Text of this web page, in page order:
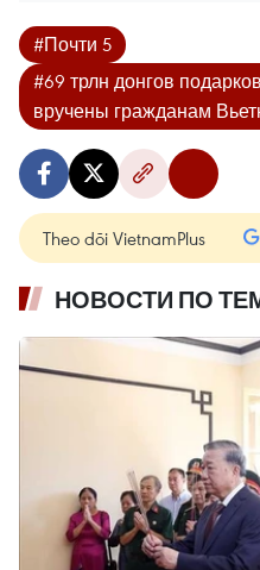
#Почти 5
#69 трлн донгов
вручены гражданам
Theo dõi VietnamPlus
НОВОСТИ ПО